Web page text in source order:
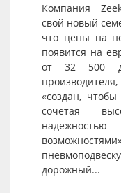
Компания
свой новый
что цены на
появится на
от 32 500
«создан, чтобы
сочетая
дорожный...